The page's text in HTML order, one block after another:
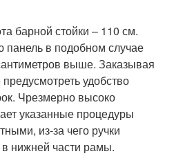
барной стойки – 110 см.
панель в подобном случае
выше. Заказывая
удобство
Чрезмерно высоко
указанные процедуры
из-за чего ручки
нижней части рамы.